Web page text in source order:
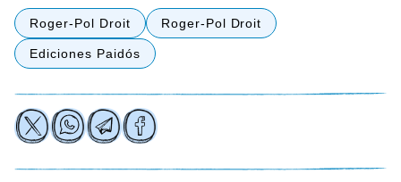
Roger-Pol Droit Roger-Pol Droit
Ediciones Paidós